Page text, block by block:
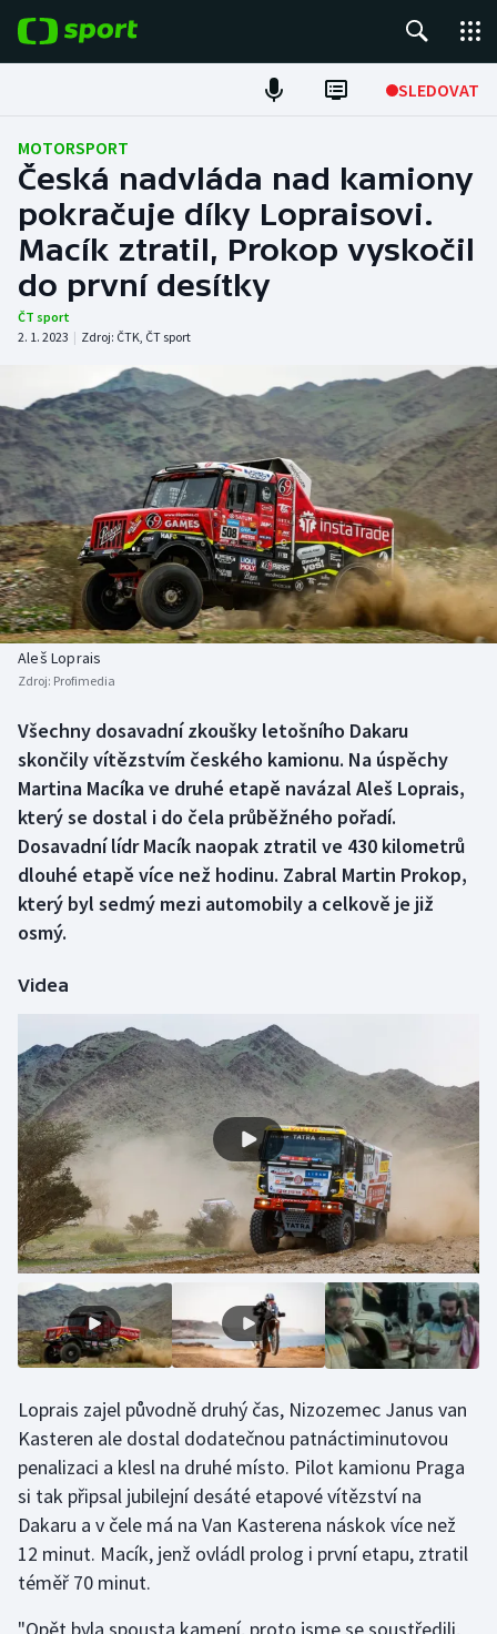
SLEDOVAT
Fotbal
Hokej
Tenis
Atletika
DALŠÍ SPORTY
Americký fotbal
Baseball a softbal
Basketbal
Biatlon
Boby a skeleton
Box
Curling
Dostihy
Florbal
Futsal
Golf
Gymnastika
Házená
Jezdectví
Judo
Krasobruslení
Lezení
Lyže a snowboard
Moderní pětiboj
Motorsport
Olympijské hry
Parasport
NEPŘEHLÉDNĚTE
Soutěže
Historické návraty
Aplikace ČT sport
AZ kvíz
MOTORSPORT
Česká nadvláda nad kamiony
pokračuje díky Lopraisovi.
Macík ztratil, Prokop vyskočil
do první desítky
ČT sport
2. 1. 2023 | Zdroj: ČTK, ČT sport
Aleš Loprais
Zdroj: Profimedia
Všechny dosavadní zkoušky letošního Dakaru
skončily vítězstvím českého kamionu. Na úspěchy
Martina Macíka ve druhé etapě navázal Aleš Loprais,
který se dostal i do čela průběžného pořadí.
Dosavadní lídr Macík naopak ztratil ve 430 kilometrů
dlouhé etapě více než hodinu. Zabral Martin Prokop,
který byl sedmý mezi automobily a celkově je již
osmý.
Videa
Loprais zajel původně druhý čas, Nizozemec Janus van
Kasteren ale dostal dodatečnou patnáctiminutovou
penalizaci a klesl na druhé místo. Pilot kamionu Praga
si tak připsal jubilejní desáté etapové vítězství na
Dakaru a v čele má na Van Kasterena náskok více než
12 minut. Macík, jenž ovládl prolog i první etapu, ztratil
téměř 70 minut.
"Opět byla spousta kamení, proto jsme se soustředili,